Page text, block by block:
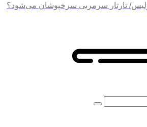
تارتار سرمربی سرخپوشان می‌شود؟